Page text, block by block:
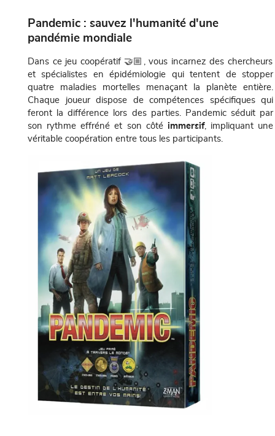
Pandemic : sauvez l'humanité d'une
pandémie mondiale
Dans ce jeu coopératif 🤝🏼, vous incarnez des chercheurs
et spécialistes en épidémiologie qui tentent de stopper
quatre maladies mortelles menaçant la planète entière.
Chaque joueur dispose de compétences spécifiques qui
feront la différence lors des parties. Pandemic séduit par
son rythme effréné et son côté immersif, impliquant une
véritable coopération entre tous les participants.